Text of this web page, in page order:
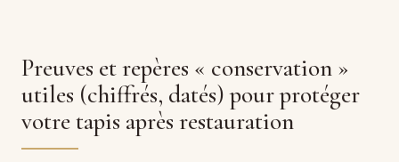
Preuves et repères « conservation »
utiles (chiffrés, datés) pour protéger
votre tapis après restauration